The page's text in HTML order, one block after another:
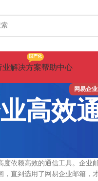
业解决方案
国产化
帮助中心
网易企
高效
依赖高效的通信工具。企
直到选用了网易企业邮箱